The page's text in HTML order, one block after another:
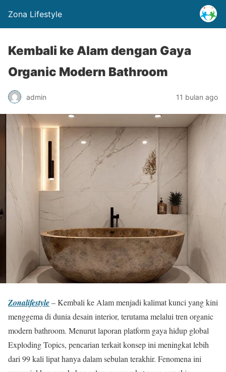
Zona Lifestyle
Kembali ke Alam dengan Gaya
Organic Modern Bathroom
admin 11 bulan ago
Zonalifestyle– Kembali ke Alam menjadi kalimat kunci yang kini
menggema di dunia desain interior, terutama melalui tren organic
modern bathroom. Menurut laporan platform gaya hidup global
Exploding Topics, pencarian terkait konsep ini meningkat lebih
dari 99 kali lipat hanya dalam sebulan terakhir. Fenomena ini